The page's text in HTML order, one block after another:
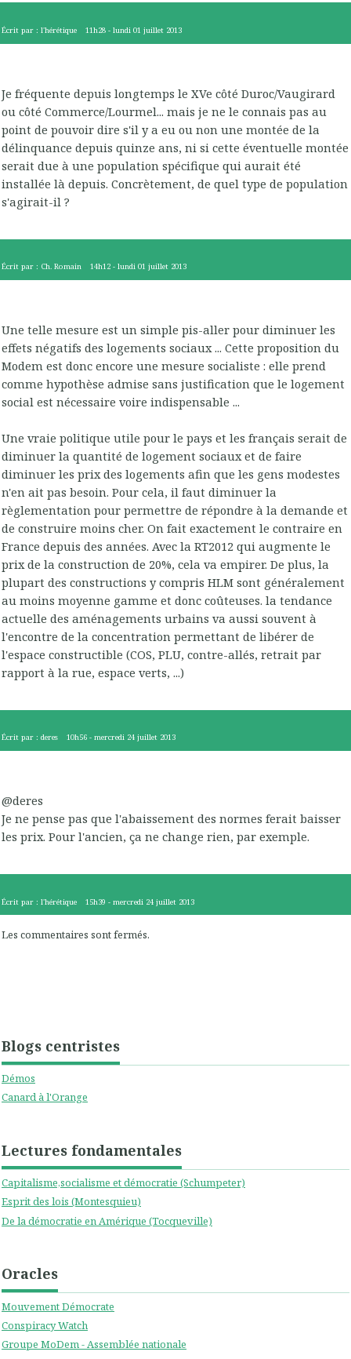
Blogs centristes
Démos
Canard à l'Orange
Lectures fondamentales
Capitalisme,socialisme et démocratie (Schumpeter)
Esprit des lois (Montesquieu)
De la démocratie en Amérique (Tocqueville)
Oracles
Mouvement Démocrate
Conspiracy Watch
Groupe MoDem - Assemblée nationale
Écrit par : l'hérétique 11h28 -lundi 01 juillet 2013
Je fréquente depuis longtemps le XVe côté Duroc/Vaugirard
ou côté Commerce/Lourmel... mais je ne le connais pas au
point de pouvoir dire s'il y a eu ou non une montée de la
délinquance depuis quinze ans, ni si cette éventuelle montée
serait due à une population spécifique qui aurait été
installée là depuis. Concrètement, de quel type de population
s'agirait-il ?
Écrit par : Ch. Romain 14h12 -lundi 01 juillet 2013
Une telle mesure est un simple pis-aller pour diminuer les
effets négatifs des logements sociaux ... Cette proposition du
Modem est donc encore une mesure socialiste : elle prend
comme hypothèse admise sans justification que le logement
social est nécessaire voire indispensable ...
Une vraie politique utile pour le pays et les français serait de
diminuer la quantité de logement sociaux et de faire
diminuer les prix des logements afin que les gens modestes
n'en ait pas besoin. Pour cela, il faut diminuer la
règlementation pour permettre de répondre à la demande et
de construire moins cher. On fait exactement le contraire en
France depuis des années. Avec la RT2012 qui augmente le
prix de la construction de 20%, cela va empirer. De plus, la
plupart des constructions y compris HLM sont généralement
au moins moyenne gamme et donc coûteuses. la tendance
actuelle des aménagements urbains va aussi souvent à
l'encontre de la concentration permettant de libérer de
l'espace constructible (COS, PLU, contre-allés, retrait par
rapport à la rue, espace verts, ...)
Écrit par : deres 10h56 -mercredi 24 juillet 2013
@deres
Je ne pense pas que l'abaissement des normes ferait baisser
les prix. Pour l'ancien, ça ne change rien, par exemple.
Écrit par : l'hérétique 15h39 -mercredi 24 juillet 2013
Les commentaires sont fermés.